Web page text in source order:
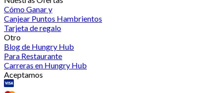
Cómo Ganar y
Canjear Puntos Hambrientos
Tarjeta de regalo
Otro
Blog de Hungry Hub
Para Restaurante
Carreras en Hungry Hub
Aceptamos